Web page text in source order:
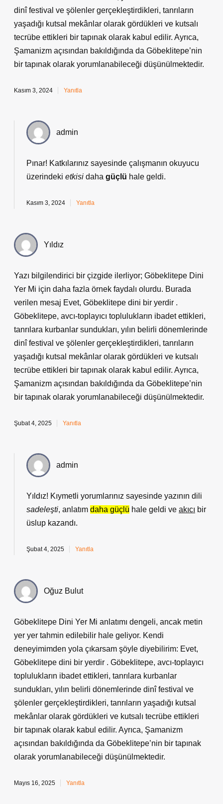
dinî festival ve şölenler gerçekleştirdikleri, tanrıların
yaşadığı kutsal mekânlar olarak gördükleri ve kutsalı
tecrübe ettikleri bir tapınak olarak kabul edilir. Ayrıca,
Şamanizm açısından bakıldığında da Göbeklitepe’nin
bir tapınak olarak yorumlanabileceği düşünülmektedir.
Kasım 3, 2024 Yanıtla
admin
Pınar! Katkılarınız sayesinde çalışmanın okuyucu
üzerindeki etkisi daha güçlü hale geldi.
Kasım 3, 2024 Yanıtla
Yıldız
Yazı bilgilendirici bir çizgide ilerliyor; Göbeklitepe Dini
Yer Mi için daha fazla örnek faydalı olurdu. Burada
verilen mesaj Evet, Göbeklitepe dini bir yerdir .
Göbeklitepe, avcı-toplayıcı toplulukların ibadet ettikleri,
tanrılara kurbanlar sundukları, yılın belirli dönemlerinde
dinî festival ve şölenler gerçekleştirdikleri, tanrıların
yaşadığı kutsal mekânlar olarak gördükleri ve kutsalı
tecrübe ettikleri bir tapınak olarak kabul edilir. Ayrıca,
Şamanizm açısından bakıldığında da Göbeklitepe’nin
bir tapınak olarak yorumlanabileceği düşünülmektedir.
Şubat 4, 2025 Yanıtla
admin
Yıldız! Kıymetli yorumlarınız sayesinde yazının dili
sadeleşti, anlatım daha güçlü hale geldi ve akıcı bir
üslup kazandı.
Şubat 4, 2025 Yanıtla
Oğuz Bulut
Göbeklitepe Dini Yer Mi anlatımı dengeli, ancak metin
yer yer tahmin edilebilir hale geliyor. Kendi
deneyimimden yola çıkarsam şöyle diyebilirim: Evet,
Göbeklitepe dini bir yerdir . Göbeklitepe, avcı-toplayıcı
toplulukların ibadet ettikleri, tanrılara kurbanlar
sundukları, yılın belirli dönemlerinde dinî festival ve
şölenler gerçekleştirdikleri, tanrıların yaşadığı kutsal
mekânlar olarak gördükleri ve kutsalı tecrübe ettikleri
bir tapınak olarak kabul edilir. Ayrıca, Şamanizm
açısından bakıldığında da Göbeklitepe’nin bir tapınak
olarak yorumlanabileceği düşünülmektedir.
Mayıs 16, 2025 Yanıtla